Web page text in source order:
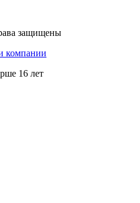
защищены
компании
16 лет